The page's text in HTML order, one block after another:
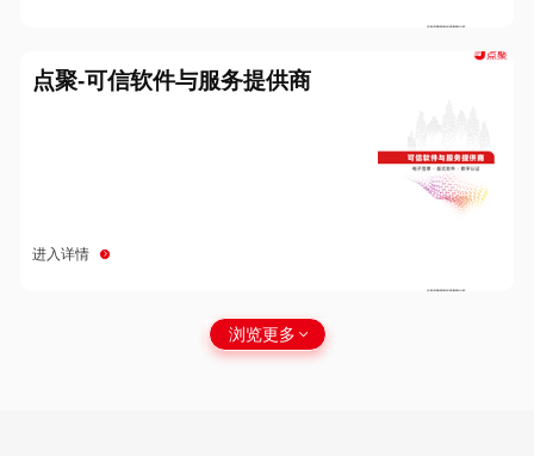
点聚-可信软件与服务提供商
进入详情
浏览更多